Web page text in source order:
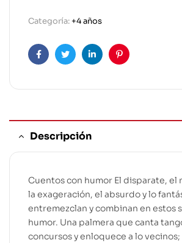
Categoría:+4 años
FacebookTwitterLinkedinPinterest
Descripción
Cuentos con humor El disparate, el
la exageración, el absurdo y lo
entremezclan y combinan en estos
humor. Una palmera que canta
concursos y enloquece a lo